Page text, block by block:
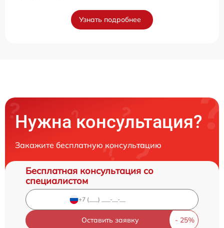
Узнать подробнее
Нужна консультация?
Закажите бесплатную консультацию
Бесплатная консультация со
специалистом
Оставить заявку